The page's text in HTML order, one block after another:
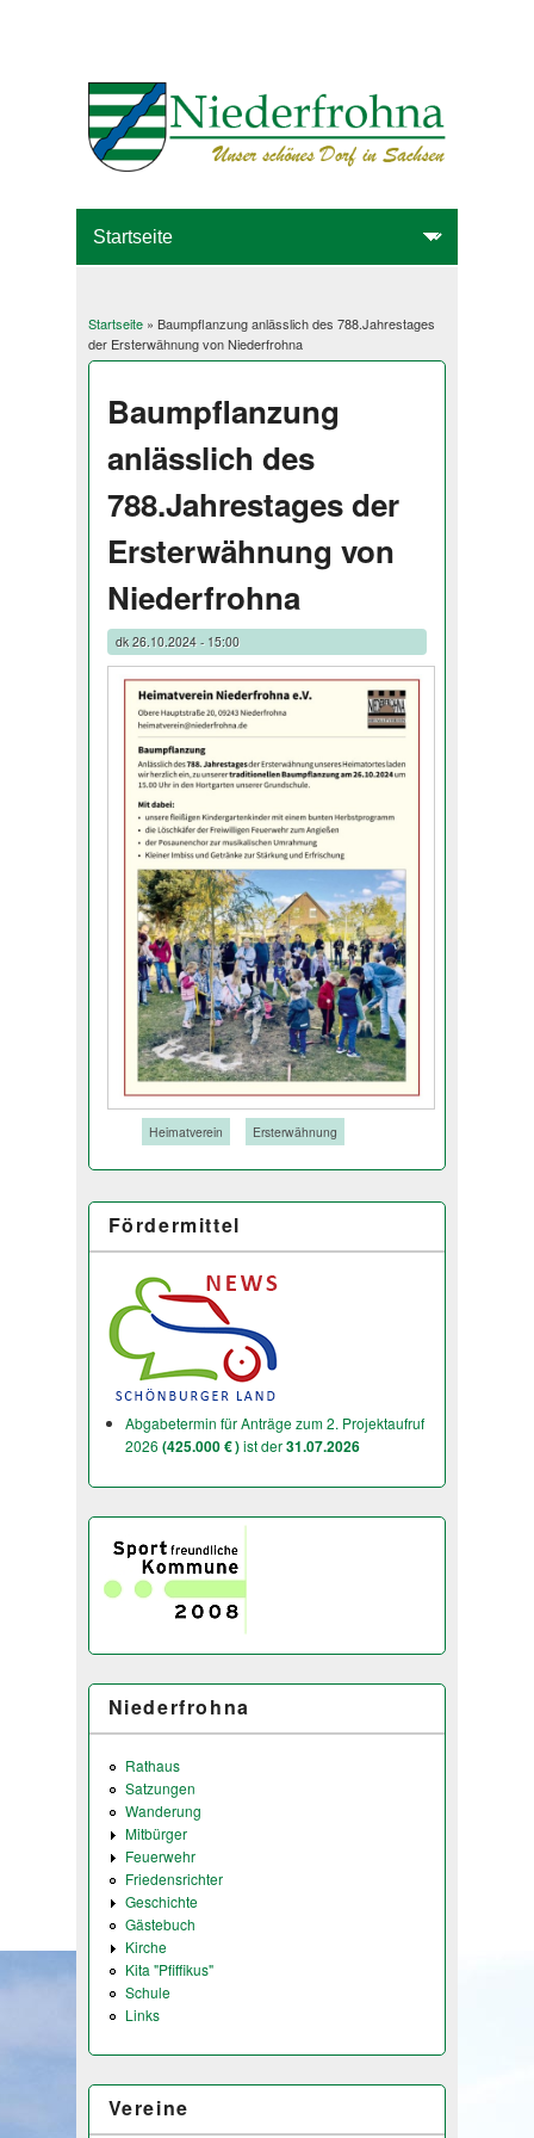
Sie sind hier
Startseite» Baumpflanzung anlässlich des 788.Jahrestages
der Ersterwähnung von Niederfrohna
Baumpflanzung
anlässlich des
788.Jahrestages der
Ersterwähnung von
Niederfrohna
dk26.10.2024 - 15:00
Heimatverein Ersterwähnung
Fördermittel
Abgabetermin für Anträge zum 2. Projektaufruf
2026 (425.000 € )ist der31.07.2026
Niederfrohna
Rathaus
Satzungen
Wanderung
Mitbürger
Feuerwehr
Friedensrichter
Geschichte
Gästebuch
Kirche
Kita "Pfiffikus"
Schule
Links
Vereine